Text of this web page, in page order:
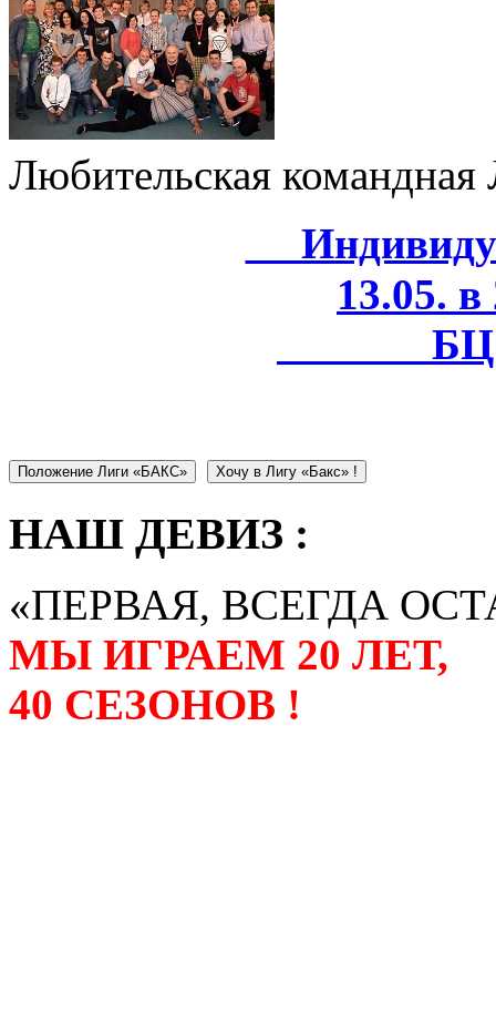
Любительская
13.05.
БЦ
Положение Лиги «БАКС» Хочу в Лигу «Бакс» !
НАШ ДЕВИЗ :
«ПЕРВАЯ, ВСЕГДА
МЫ ИГРАЕМ 20 ЛЕТ,
40 СЕЗОНОВ !